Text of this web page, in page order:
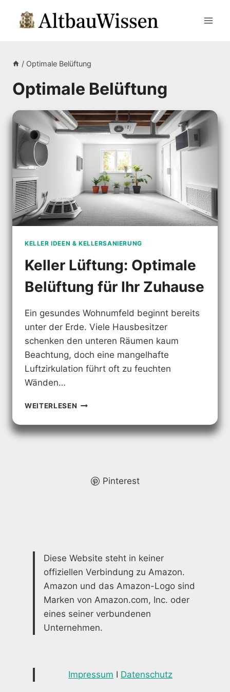
Inhalt
/ Optimale Belüftung
Optimale Belüftung
KELLER IDEEN & KELLERSANIERUNG
Keller Lüftung: Optimale
Belüftung für Ihr Zuhause
Ein gesundes Wohnumfeld beginnt bereits
unter der Erde. Viele Hausbesitzer
schenken den unteren Räumen kaum
Beachtung, doch eine mangelhafte
Luftzirkulation führt oft zu feuchten
Wänden…
WEITERLESEN KELLER
OPTIMALE
BELÜFTUNG
Pinterest
Diese Website steht in keiner
offiziellen Verbindung zu Amazon.
Amazon und das Amazon-Logo sind
Marken von Amazon.com, Inc. oder
eines seiner verbundenen
Unternehmen.
Impressum I Datenschutz